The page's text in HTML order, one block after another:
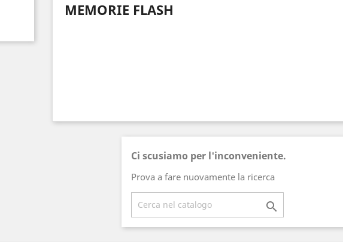
MEMORIE FLASH
Ci scusiamo per l'inconveniente.
Prova a fare nuovamente la ricerca
